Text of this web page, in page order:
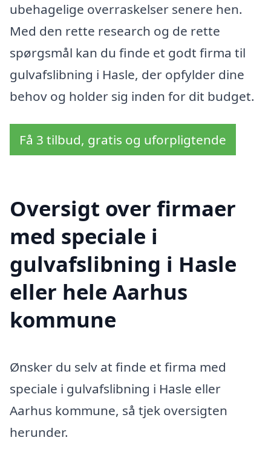
ubehagelige overraskelser senere hen.
Med den rette research og de rette
spørgsmål kan du finde et godt firma til
gulvafslibning i Hasle, der opfylder dine
behov og holder sig inden for dit budget.
Få 3 tilbud, gratis og uforpligtende
Oversigt over firmaer
med speciale i
gulvafslibning i Hasle
eller hele Aarhus
kommune
Ønsker du selv at finde et firma med
speciale i gulvafslibning i Hasle eller
Aarhus kommune, så tjek oversigten
herunder.